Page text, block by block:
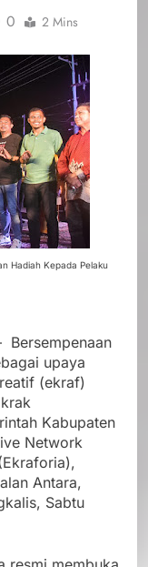
0 2 Mins
Hadiah Kepada Pelaku
Bersempenaan
upaya
(ekraf)
Kabupaten
Network
Antara,
Sabtu